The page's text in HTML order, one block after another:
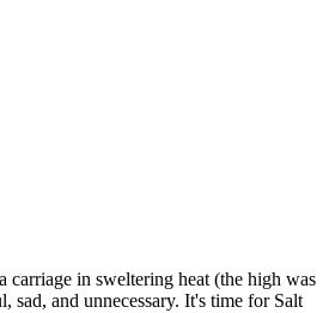
carriage in sweltering heat (the high was
and unnecessary. It's time for Salt